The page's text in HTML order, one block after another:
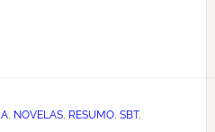
, NOVELAS, RESUMO, SBT,